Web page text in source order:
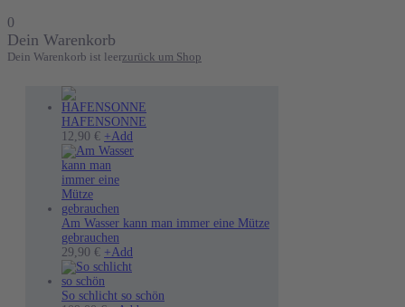
0
Dein Warenkorb
Dein Warenkorb ist leerzurück um Shop
HAFENSONNE
12,90 € +Add
Am Wasser kann man immer eine Mütze
gebrauchen
29,90 € +Add
mehrere
So schlicht so schön